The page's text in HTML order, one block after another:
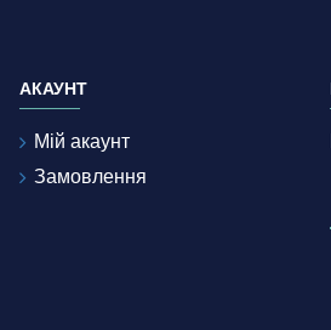
АКАУНТ
Мій акаунт
Замовлення